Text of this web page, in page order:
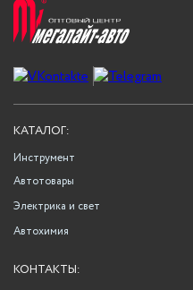
КАТАЛОГ:
Инструмент
Автотовары
Электрика и свет
Автохимия
КОНТАКТЫ: